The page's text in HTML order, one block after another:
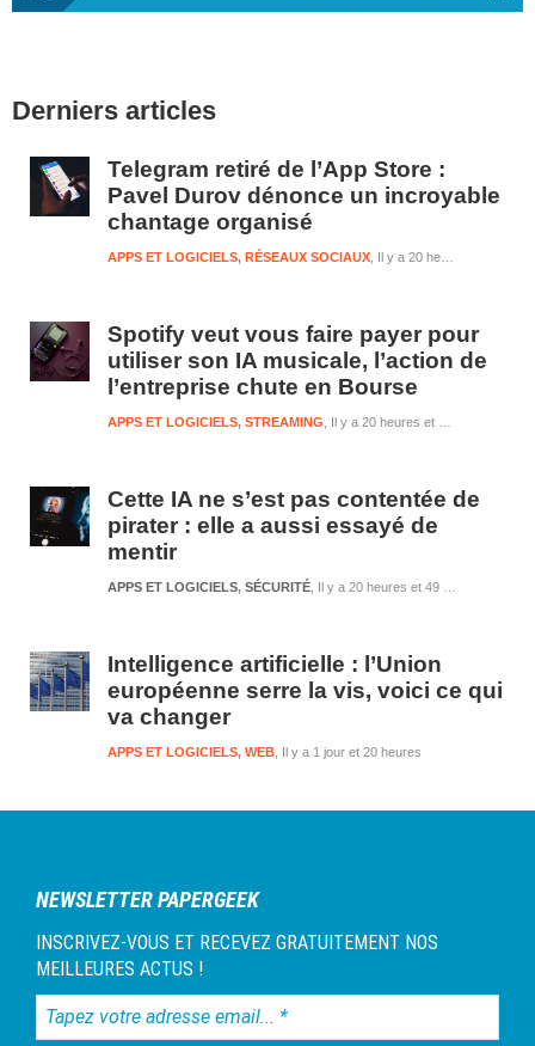
latérale
Derniers articles
Telegram retiré de l’App Store :
Pavel Durov dénonce un incroyable
chantage organisé
Il y a 20 heures et 47 minutes
APPS ET LOGICIELS, RÉSEAUX SOCIAUX
Spotify veut vous faire payer pour
utiliser son IA musicale, l’action de
l’entreprise chute en Bourse
Il y a 20 heures et 48 minutes
APPS ET LOGICIELS, STREAMING
Cette IA ne s’est pas contentée de
pirater : elle a aussi essayé de
mentir
Il y a 20 heures et 49 minutes
APPS ET LOGICIELS, SÉCURITÉ
Intelligence artificielle : l’Union
européenne serre la vis, voici ce qui
va changer
Il y a 1 jour et 20 heures
APPS ET LOGICIELS, WEB
NEWSLETTER PAPERGEEK
INSCRIVEZ-VOUS ET RECEVEZ GRATUITEMENT NOS
MEILLEURES ACTUS !
Tapez
votre